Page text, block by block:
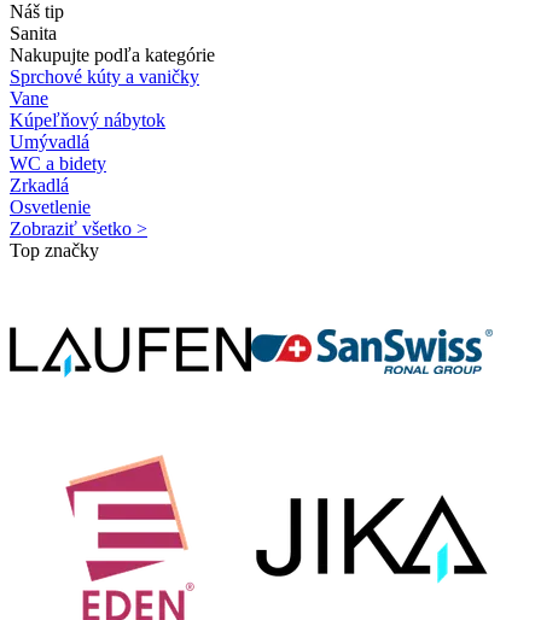
Náš tip
Sanita
Nakupujte podľa kategórie
Sprchové kúty a vaničky
Vane
Kúpeľňový nábytok
Umývadlá
WC a bidety
Zrkadlá
Osvetlenie
Zobraziť všetko >
Top značky